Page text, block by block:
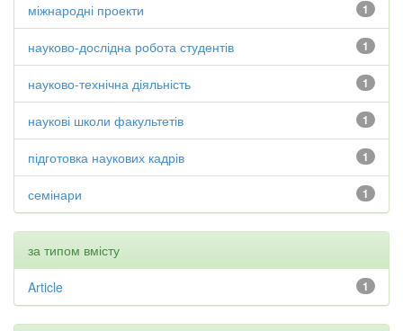
1
міжнародні проекти
1
науково-дослідна робота студентів
1
науково-технічна діяльність
1
наукові школи факультетів
1
підготовка наукових кадрів
1
семінари
за типом вмісту
1
Article